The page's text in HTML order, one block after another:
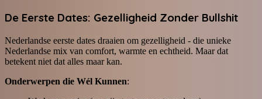
De Eerste Dates: Gezelligheid Zonder Bullshit
Nederlandse eerste dates draaien om gezelligheid - die unieke
Nederlandse mix van comfort, warmte en echtheid. Maar dat
betekent niet dat alles maar kan.
Onderwerpen die Wél Kunnen: